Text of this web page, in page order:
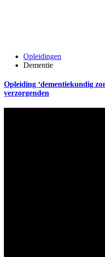
Opleidingen
Dementie
Opleiding ‘dementiekundig
verzorgenden